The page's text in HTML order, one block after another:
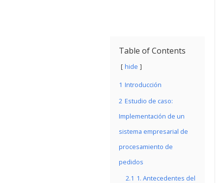
Table of Contents
hide
1 Introducción
2 Estudio de caso:
Implementación de un
sistema empresarial de
procesamiento de
pedidos
2.1 1. Antecedentes del